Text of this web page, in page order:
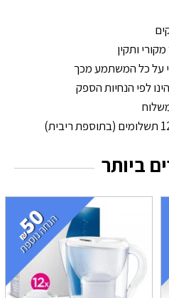
ותקין
על כל המשתמע מכך
לפי הנחיות הספק
ביותר